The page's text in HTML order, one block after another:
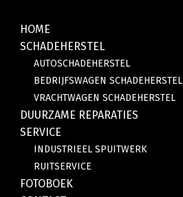
HOME
SCHADEHERSTEL
AUTOSCHADEHERSTEL
BEDRIJFSWAGEN SCHADEHERSTEL
VRACHTWAGEN SCHADEHERSTEL
DUURZAME REPARATIES
SERVICE
INDUSTRIEEL SPUITWERK
RUITSERVICE
FOTOBOEK